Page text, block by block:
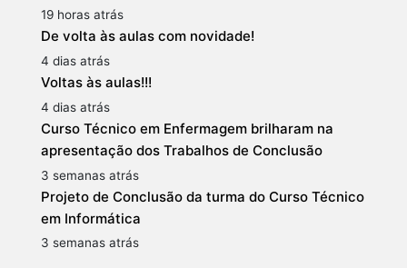
19 horas atrás
De volta às aulas com novidade!
4 dias atrás
Voltas às aulas!!!
4 dias atrás
Curso Técnico em Enfermagem brilharam na
apresentação dos Trabalhos de Conclusão
3 semanas atrás
Projeto de Conclusão da turma do Curso Técnico
em Informática
3 semanas atrás